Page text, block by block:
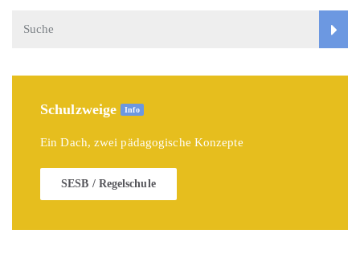
Schulzweige Info
Ein Dach, zwei pädagogische Konzepte
SESB / Regelschule